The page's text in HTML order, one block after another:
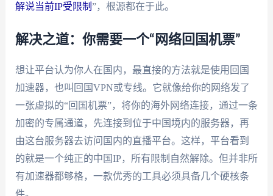
解说当前IP受限制 ”，根源都在于此。
解决之道：你需要一个“网络回国机票”
想让平台认为你人在国内，最直接的方法就是使用回国
加速器，也叫回国VPN或专线。它就像给你的网络发了
一张虚拟的“回国机票”，将你的海外网络连接，通过一条
加密的专属通道，先连接到位于中国境内的服务器，再
由这台服务器去访问国内的直播平台。这样，平台看到
的就是一个纯正的中国IP，所有限制自然解除。但并非所
有加速器都够格，一款优秀的工具必须具备几个硬核条